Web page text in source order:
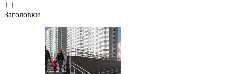
Заголовки